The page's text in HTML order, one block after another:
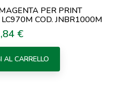
PER PRINT
COD. JNBR1000M
€
AL CARRELLO